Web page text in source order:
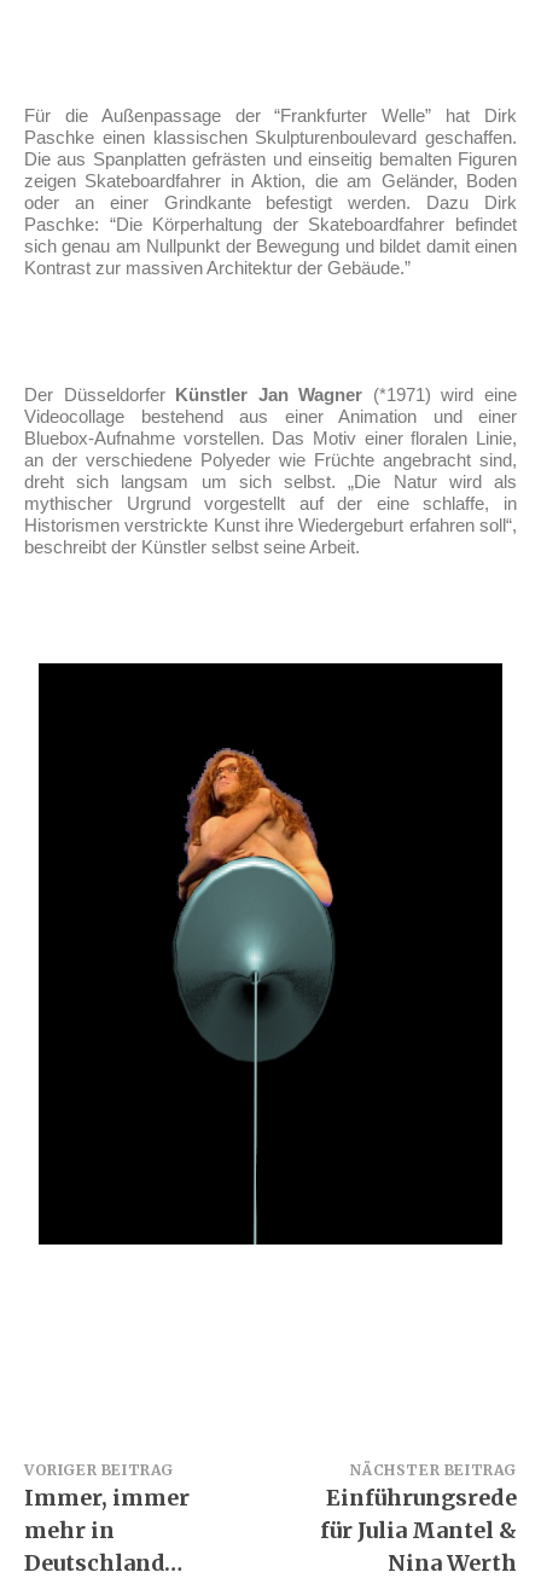
Für die Außenpassage der “Frankfurter Welle” hat Dirk
Paschke einen klassischen Skulpturenboulevard geschaffen.
Die aus Spanplatten gefrästen und einseitig bemalten Figuren
zeigen Skateboardfahrer in Aktion, die am Geländer, Boden
oder an einer Grindkante befestigt werden. Dazu Dirk
Paschke: “Die Körperhaltung der Skateboardfahrer befindet
sich genau am Nullpunkt der Bewegung und bildet damit einen
Kontrast zur massiven Architektur der Gebäude.”
Der Düsseldorfer Künstler Jan Wagner (*1971) wird eine
Videocollage bestehend aus einer Animation und einer
Bluebox-Aufnahme vorstellen. Das Motiv einer floralen Linie,
an der verschiedene Polyeder wie Früchte angebracht sind,
dreht sich langsam um sich selbst. „Die Natur wird als
mythischer Urgrund vorgestellt auf der eine schlaffe, in
Historismen verstrickte Kunst ihre Wiedergeburt erfahren soll“,
beschreibt der Künstler selbst seine Arbeit.
Beitragsnavigation
VORIGER BEITRAG
Immer, immer
mehr in
Deutschland…
NÄCHSTER BEITRAG
Einführungsrede
für Julia Mantel &
Nina Werth